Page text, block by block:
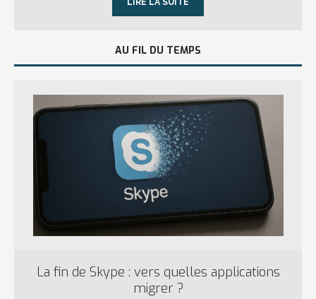
LIRE LA SUITE
AU FIL DU TEMPS
La fin de Skype : vers quelles applications
migrer ?